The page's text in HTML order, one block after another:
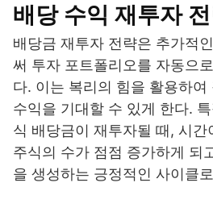
배당 수익 재투자
배당금 재투자 전략은 추가적
써 투자 포트폴리오를 자동으
다. 이는 복리의 힘을 활용하여
수익을 기대할 수 있게 한다.
식 배당금이 재투자될 때, 시간
주식의 수가 점점 증가하게 되
을 생성하는 긍정적인 사이클